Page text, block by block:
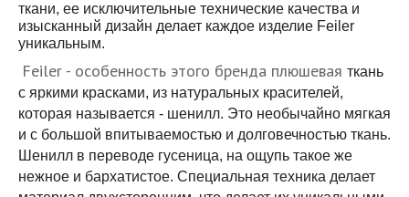
ткани, ее исключительные технические качества и
изысканный дизайн делает каждое изделие Feiler
уникальным.
Feiler - особенность этого бренда плюшевая ткань
с яркими красками, из натуральных красителей,
которая называется - шенилл. Это необычайно мягкая
и с большой впитываемостью и долговечностью ткань.
Шенилл в переводе гусеница, на ощупь такое же
нежное и бархатистое. Специальная техника делает